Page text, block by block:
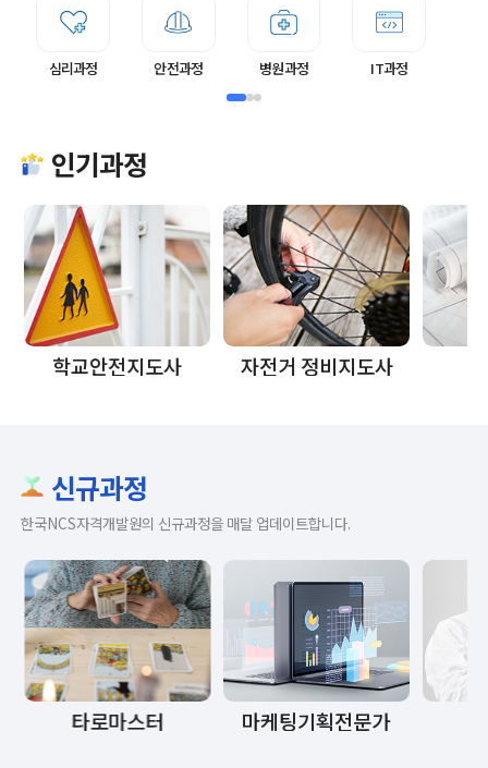
심리과정 안전과정 병원과정 IT과정
인기과정
자전거 정비지도사 안전지도사
신규과정
한국NCS자격개발원의 신규과정을 매달 업데이트합니다.
마케팅기획전문가 방역관리사